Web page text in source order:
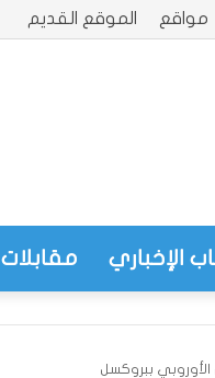
مواقع الموقع القديم
الإخباري مقابلات
ببروكسل